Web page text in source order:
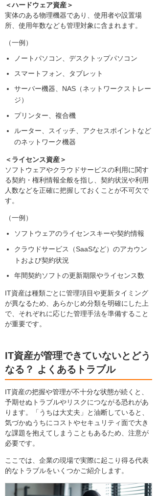
＜ハードウェア資産＞
実体のある物理機器であり、使用者や設置場
所、使用年数なども管理対象に含まれます。
（一例）
ノートパソコン、デスクトップパソコン
スマートフォン、タブレット
サーバー機器、NAS（ネットワークストレー
ジ）
プリンター、複合機
ルーター、スイッチ、アクセスポイントなど
のネットワーク機器
＜ライセンス資産＞
ソフトウェアやクラウドサービスの利用に関す
る契約・権利情報全般を指し、契約状況や利用
人数などを正確に把握しておくことが不可欠で
す。
（一例）
ソフトウェアのライセンスキーや契約情報
クラウドサービス（SaaSなど）のアカウン
トおよび契約状況
年間契約ソフトの更新期限やライセンス数
IT資産は種類ごとに管理項目や更新タイミング
が異なるため、あらかじめ分類を明確にした上
で、それぞれに応じた管理手法を準備すること
が重要です。
IT資産が管理できていないとどう
なる？ よくあるトラブル
IT資産の把握や管理が不十分な状態が続くと、
予期せぬトラブルやリスクにつながる恐れがあ
ります。「うちは大丈夫」と油断していると、
気づかぬうちにコストやセキュリティ面で大き
な課題を抱えてしまうこともあるため、注意が
必要です。
ここでは、企業の現場で実際に起こり得る代表
的なトラブルをいくつかご紹介します。